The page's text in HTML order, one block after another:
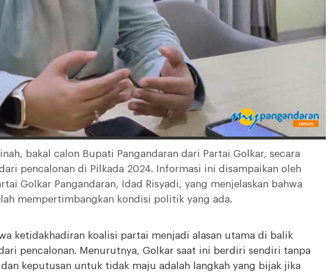
bakal calon Bupati Pangandaran dari Partai Golkar, secara
pencalonan di Pilkada 2024. Informasi ini disampaikan oleh
Golkar Pangandaran, Idad Risyadi, yang menjelaskan bahwa
mempertimbangkan kondisi politik yang ada.
ketidakhadiran koalisi partai menjadi alasan utama di balik
pencalonan. Menurutnya, Golkar saat ini berdiri sendiri tanpa
keputusan untuk tidak maju adalah langkah yang bijak jika